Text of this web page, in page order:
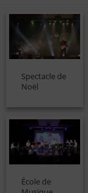
Spectacle de
Noël
École de